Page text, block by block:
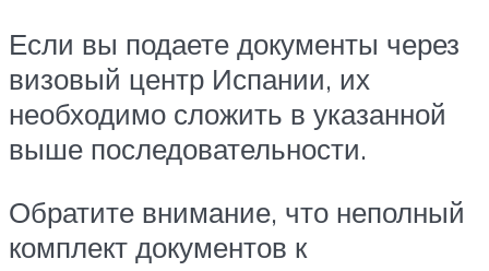
Если вы подаете документы через
визовый центр Испании, их
необходимо сложить в указанной
выше последовательности.
Обратите внимание, что неполный
комплект документов к